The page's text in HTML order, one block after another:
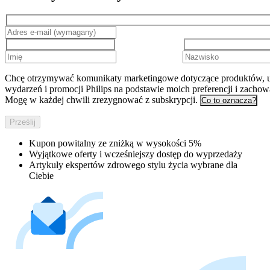
Chcę otrzymywać komunikaty marketingowe dotyczące produktów,
wydarzeń i promocji Philips na podstawie moich preferencji i
Mogę w każdej chwili zrezygnować z subskrypcji. Co to oznacza?
Prześlij
Kupon powitalny ze zniżką w wysokości 5%
Wyjątkowe oferty i wcześniejszy dostęp do wyprzedaży
Artykuły ekspertów zdrowego stylu życia wybrane dla
Ciebie